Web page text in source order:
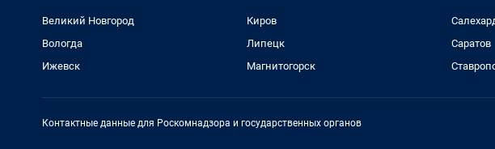
Великий Новгород
Вологда
Ижевск
Киров
Липецк
Магнитогорск
Саратов
Контактные данные для Роскомнадзора и государственных органов